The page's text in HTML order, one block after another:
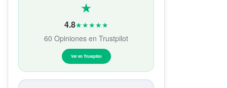
4.8★★★★★
60 Opiniones en Trustpilot
Ver en Trustpilot